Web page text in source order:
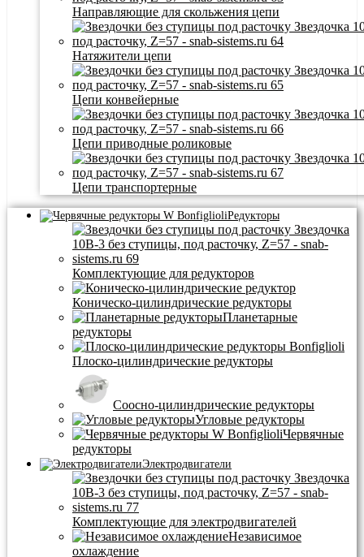
Направляющие для скольжения цепи
Натяжители цепи
Цепи конвейерные
Цепи приводные роликовые
Цепи транспортерные
Редукторы
Комплектующие для редукторов
Коническо-цилиндрические редукторы
Планетарные
редукторы
Плоско-цилиндрические редукторы
Соосно-цилиндрические редукторы
Угловые редукторы
Червячные
редукторы
Электродвигатели
Комплектующие для электродвигателей
Независимое
охлаждение